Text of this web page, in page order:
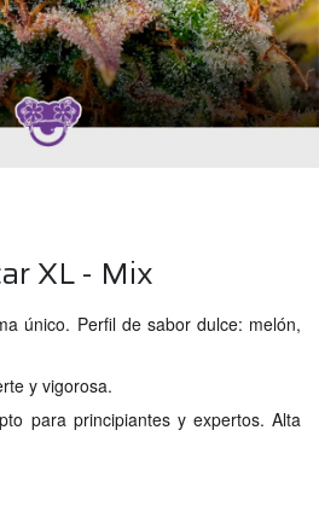
XL - Mix
único. Perfil de sabor dulce: melón,
y vigorosa.
para principiantes y expertos. Alta